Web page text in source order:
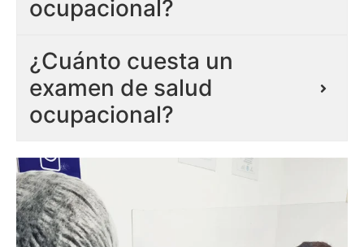
ocupacional?
¿Cuánto cuesta un
examen de salud
ocupacional?